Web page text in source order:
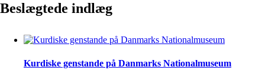
Beslægtede indlæg
Kurdiske genstande på Danmarks Nationalmuseum